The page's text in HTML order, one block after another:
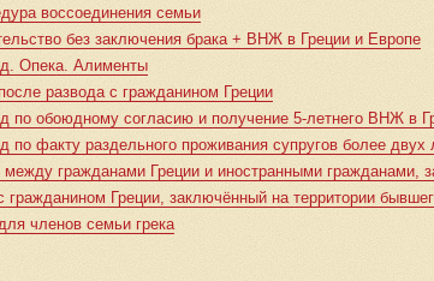
воссоединения семьи
без заключения брака + ВНЖ в Греции и Европе
Опека. Алименты
развода с гражданином Греции
по обоюдному согласию и получение 5-летнего ВНЖ в
по факту раздельного проживания супругов более двух
между гражданами Греции и иностранными гражданами,
гражданином Греции, заключённый на территории
членов семьи грека